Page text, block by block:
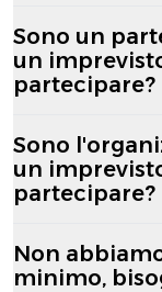
Sono un
un
partecipare?
Sono
un
partecipare?
Non
minimo,